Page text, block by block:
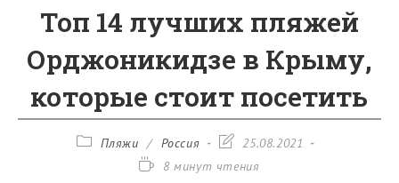
Топ 14 лучших пляжей
Орджоникидзе в Крыму,
которые стоит посетить
Рубрика
Пляжи / Россия
Запись25.08.2021
Время8 минут чтения